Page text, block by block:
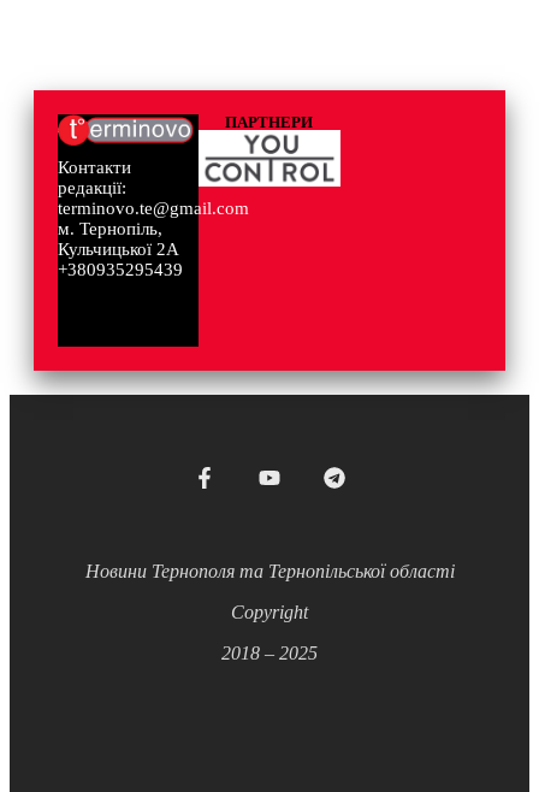
Контакти
редакції:
terminovo.te@gmail.com
м. Тернопіль,
Кульчицької 2А
+380935295439
ПАРТНЕРИ
Новини Тернополя та Тернопільської області
Copyright
2018 – 2025